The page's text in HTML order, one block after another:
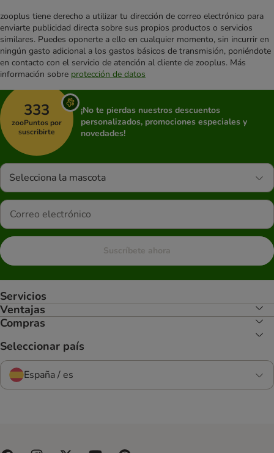
zooplus tiene derecho a utilizar tu dirección de correo electrónico para
enviarte publicidad directa sobre sus propios productos o servicios
similares. Puedes oponerte a ello en cualquier momento, sin incurrir en
ningún gasto adicional a los gastos básicos de transmisión, poniéndote
en contacto con el servicio de atención al cliente de zooplus. Más
información sobre protección de datos
333
zooPuntos por
suscribirte
¡No te pierdas nuestros descuentos
personalizados, promociones especiales y
novedades!
Selecciona la mascota
Suscríbete ahora
Servicios
Ventajas
Compras
Seleccionar país
España / es